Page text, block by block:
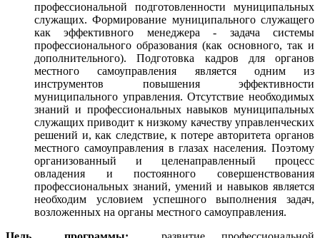
профессиональной подготовленности муниципальных
служащих. Формирование муниципального служащего
как эффективного менеджера - задача системы
профессионального образования (как основного, так и
дополнительного). Подготовка кадров для органов
местного самоуправления является одним из
инструментов повышения эффективности
муниципального управления. Отсутствие необходимых
знаний и профессиональных навыков муниципальных
служащих приводит к низкому качеству управленческих
решений и, как следствие, к потере авторитета органов
местного самоуправления в глазах населения. Поэтому
организованный и целенаправленный процесс
овладения и постоянного совершенствования
профессиональных знаний, умений и навыков является
необходим условием успешного выполнения задач,
возложенных на органы местного самоуправления.